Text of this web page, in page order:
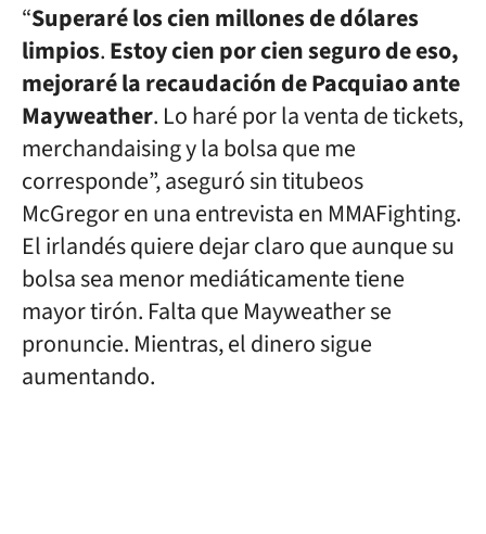
“Superaré los cien millones de dólares
limpios.Estoy cien por cien seguro de eso,
mejoraré la recaudación de Pacquiao ante
Mayweather. Lo haré por la venta de tickets,
merchandaising y la bolsa que me
corresponde”, aseguró sin titubeos
McGregor en una entrevista en MMAFighting.
El irlandés quiere dejar claro que aunque su
bolsa sea menor mediáticamente tiene
mayor tirón. Falta que Mayweather se
pronuncie. Mientras, el dinero sigue
aumentando.